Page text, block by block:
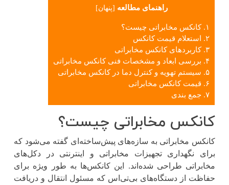
راهنمای مطالعه [پنهان]
۱. کانکس مخابراتی چیست؟
۲. استعلام قیمت کانکس
۳. کاربردهای کانکس مخابراتی
۴. بررسی ابعاد و مشخصات فنی کانکس مخابراتی
۵. سیستم تهویه و کنترل دما در کانکس مخابراتی
۶.
قیمت کانکس مخابراتی
۷. جمع بندی
کانکس مخابراتی چیست؟
کانکس مخابراتی به سازه‌های پیش‌ساخته‌ای گفته می‌شود که
برای نگهداری تجهیزات مخابراتی و اینترنتی در دکل‌های
مخابراتی طراحی شده‌اند. این کانکس‌ها به ‌طور ویژه برای
حفاظت از دستگاه‌های بی‌تی‌اس که مسئول انتقال و دریافت